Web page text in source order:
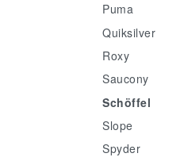
Puma
Quiksilver
Roxy
Saucony
Schöffel
Slope
Spyder